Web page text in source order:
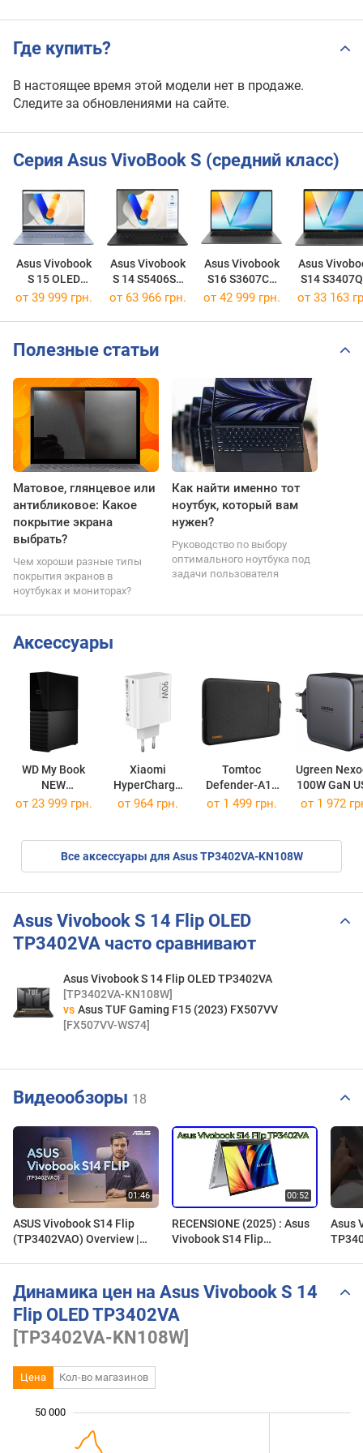
Где купить?
В настоящее время этой модели нет в продаже.
Следите за обновлениями на сайте.
Серия Asus VivoBook S (средний класс)
Asus Vivobook
S 15 OLED
S5506MA
Asus Vivobook
S 14 S5406SA
[S5406SA-WH79]
Asus Vivobook
S16 S3607CA
[S3607CA-RP011]
Asus
S14
[S3407QA-
от 39 999 грн. от 63 966 грн. от 42 999 грн. от 33 163
Полезные статьи
Матовое, глянцевое или
антибликовое: Какое
покрытие экрана
выбрать?
Чем хороши разные типы
покрытия экранов в
ноутбуках и мониторах?
Как найти именно тот
ноутбук, который вам
нужен?
Руководство по выбору
оптимального ноутбука под
задачи пользователя
Аксессуары
WD My Book
NEW
WDBBGB0160HBK
Xiaomi
HyperCharge
Combo 90W
Tomtoc
Defender-A13
Sleeve for
Ugreen
100W GaN
A + 3 USB-
от 23 999 грн. от 964 грн. от 1 499 грн. от 1 972
Все аксессуары для Asus TP3402VA-KN108W
Asus Vivobook S 14 Flip OLED
TP3402VA часто сравнивают
Asus Vivobook S 14 Flip OLED TP3402VA
[TP3402VA-KN108W]
vs Asus TUF Gaming F15 (2023) FX507VV
[FX507VV-WS74]
Видеообзоры 18
ASUS Vivobook S14 Flip
(TP3402VAO) Overview |
RECENSIONE (2025) : Asus
Vivobook S14 Flip
Asus
Динамика цен на Asus Vivobook S 14
Flip OLED TP3402VA
[TP3402VA-KN108W]
Цена Кол-во магазинов
50 000